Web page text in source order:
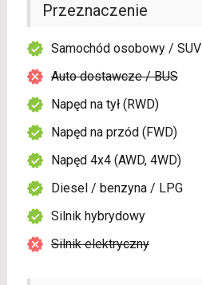
Przeznaczenie
Samochód osobowy / SUV
Auto dostawcze / BUS
Napęd na tył (RWD)
Napęd na przód (FWD)
Napęd 4x4 (AWD, 4WD)
Diesel / benzyna / LPG
Silnik hybrydowy
Silnik elektryczny